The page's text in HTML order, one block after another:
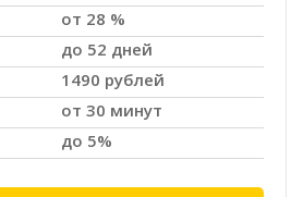
от 28 %
до 52 дней
1490 рублей
от 30 минут
до 5%